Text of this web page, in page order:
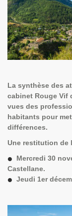
La synthèse des
cabinet Rouge Vif
vues des
habitants pour
différences.
Une restitution de
Mercredi 30
Castellane.
Jeudi 1er